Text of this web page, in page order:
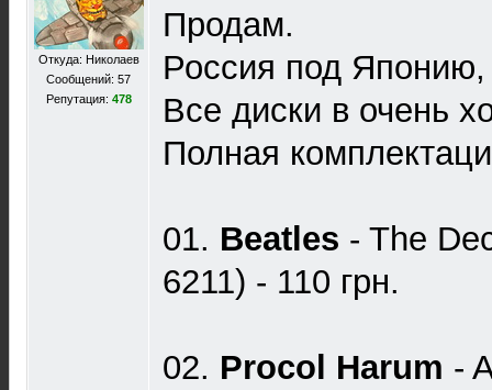
Откуда: Николаев
Сообщений: 57
Репутация: 478
Продам.
Россия под
Все диски в очень
Полная
01. Beatles - The
6211) - 110 грн.
02. Procol Harum -